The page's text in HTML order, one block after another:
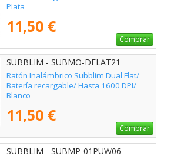
Plata
11,50 €
Comprar
SUBBLIM - SUBMO-DFLAT21
Ratón Inalámbrico Subblim Dual Flat/
Batería recargable/ Hasta 1600 DPI/
Blanco
11,50 €
Comprar
SUBBLIM - SUBMP-01PUW06